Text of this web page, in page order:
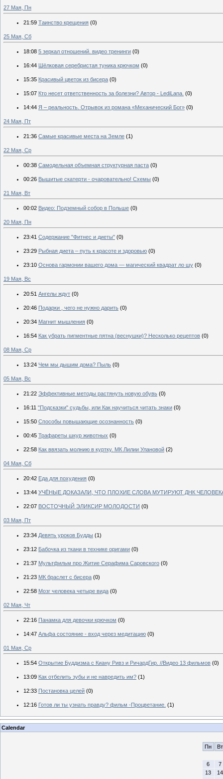
27 Мая, Пн
21:59 Таинство крещения (0)
25 Мая, Сб
18:08 5 зеркал отношений. видео тренинги (0)
16:44 Шёлковая серебристая туника крючком (0)
15:35 Красивый цветок из бисера (0)
15:07 Кто несет ответственность за болезни? Автор - LediLana. (0)
14:44 Я – реальность. Отрывок из романа «Механический Бог» (0)
24 Мая, Пт
21:36 Самые красивые места на Земле (1)
22 Мая, Ср
00:38 Самодельная объемная структурная паста (0)
00:26 Вышитые скатерти - очаровательно! Схемы (0)
21 Мая, Вт
00:02 Видео: Подземный собор в Польше (0)
20 Мая, Пн
23:41 Содержание "Фитнес и диеты" (0)
23:29 Рыбная диета – путь к красоте и здоровью (0)
23:10 Основа гармонии вашего дома — магический квадрат ло шу (0)
19 Мая, Вс
20:51 Ангелы ждут (0)
20:46 Подарки , чего не нужно дарить (0)
20:34 Магнит мышления (0)
16:54 Как убрать пигментные пятна (веснушки)? Несколько рецептов (0)
08 Мая, Ср
13:24 Чем мы дышим дома? Пыль (0)
05 Мая, Вс
21:22 Эффективные методы растянуть новую обувь (0)
16:11 "Подсказки" судьбы, или Как научиться читать знаки (0)
15:50 Способы повышающие осознанность (0)
00:45 Трафареты шкур животных (0)
22:58 Как ввязать молнию в куртку. МК Лилии Улановой (2)
04 Мая, Сб
20:42 Еда для похудения (0)
13:44 УЧЁНЫЕ ДОКАЗАЛИ, ЧТО ПЛОХИЕ СЛОВА МУТИРУЮТ ДНК
22:07 ВОСТОЧНЫЙ ЭЛИКСИР МОЛОДОСТИ (0)
03 Мая, Пт
23:34 Девять уроков Будды (1)
23:12 Бабочка из ткани в технике оригами (0)
21:37 Мультфильм про Житие Серафима Саровского (0)
21:23 МК браслет с бисера (0)
22:58 Мозг человека четыре вида (0)
02 Мая, Чт
22:16 Панамка для девочки крючком (0)
14:47 Альфа состояние - вход через медитацию (0)
01 Мая, Ср
15:54 Открытие Буддизма с Киану Ривз и РичардГир. //Видео 13 фильмов (0)
13:09 Как отбелить зубы и не навредить им? (1)
12:33 Постановка целей (0)
12:16 Готов ли ты узнать правду? фильм -Процветание. (1)
Calendar
Пн Вт
6
7
13
14